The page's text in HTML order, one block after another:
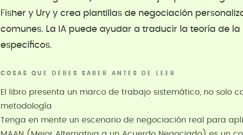
Fisher y Ury y crea plantillas de negociación
comunes. La IA puede ayudar a traducir la teoría de
específicos.
COSAS QUE DEBES SABER ANTES DE LEER
El libro presenta un marco de trabajo sistemático, no solo
metodología
Tenga en mente un escenario de negociación real para